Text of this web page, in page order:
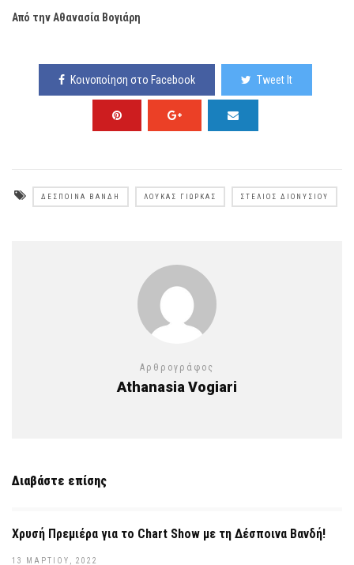
Από την Αθανασία Βογιάρη
Κοινοποίηση στο Facebook Tweet It
ΔΈΣΠΟΙΝΑ ΒΑΝΔΉ ΛΟΎΚΑΣ ΓΙΏΡΚΑΣ ΣΤΈΛΙΟΣ ΔΙΟΝΥΣΊΟΥ
Αρθρογράφος
Athanasia Vogiari
Διαβάστε επίσης
Χρυσή Πρεμιέρα για το Chart Show με τη Δέσποινα Βανδή!
13 ΜΑΡΤΊΟΥ, 2022